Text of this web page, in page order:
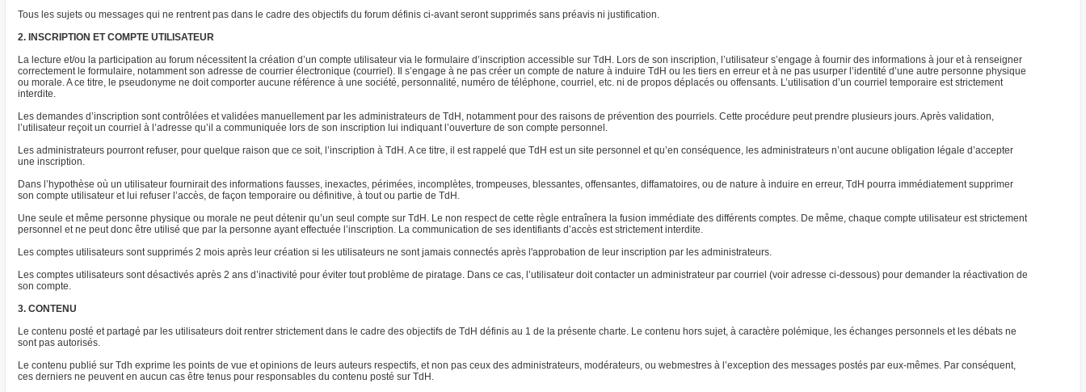
Tous les sujets ou messages qui ne rentrent pas dans le cadre des objectifs du forum définis ci-avant seront supprimés sans préavis ni justification.
2. INSCRIPTION ET COMPTE UTILISATEUR
La lecture et/ou la participation au forum nécessitent la création d’un compte utilisateur via le formulaire d’inscription accessible sur TdH. Lors de son inscription, l’utilisateur s’engage à fournir des informations à jour et à renseigner
correctement le formulaire, notamment son adresse de courrier électronique (courriel). Il s’engage à ne pas créer un compte de nature à induire TdH ou les tiers en erreur et à ne pas usurper l’identité d’une autre personne physique
ou morale. A ce titre, le pseudonyme ne doit comporter aucune référence à une société, personnalité, numéro de téléphone, courriel, etc. ni de propos déplacés ou offensants. L’utilisation d’un courriel temporaire est strictement
interdite.
Les demandes d’inscription sont contrôlées et validées manuellement par les administrateurs de TdH, notamment pour des raisons de prévention des pourriels. Cette procédure peut prendre plusieurs jours. Après validation,
l’utilisateur reçoit un courriel à l’adresse qu’il a communiquée lors de son inscription lui indiquant l’ouverture de son compte personnel.
Les administrateurs pourront refuser, pour quelque raison que ce soit, l’inscription à TdH. A ce titre, il est rappelé que TdH est un site personnel et qu’en conséquence, les administrateurs n’ont aucune obligation légale d’accepter
une inscription.
Dans l’hypothèse où un utilisateur fournirait des informations fausses, inexactes, périmées, incomplètes, trompeuses, blessantes, offensantes, diffamatoires, ou de nature à induire en erreur, TdH pourra immédiatement supprimer
son compte utilisateur et lui refuser l’accès, de façon temporaire ou définitive, à tout ou partie de TdH.
Une seule et même personne physique ou morale ne peut détenir qu’un seul compte sur TdH. Le non respect de cette règle entraînera la fusion immédiate des différents comptes. De même, chaque compte utilisateur est strictement
personnel et ne peut donc être utilisé que par la personne ayant effectuée l’inscription. La communication de ses identifiants d’accès est strictement interdite.
Les comptes utilisateurs sont supprimés 2 mois après leur création si les utilisateurs ne sont jamais connectés après l'approbation de leur inscription par les administrateurs.
Les comptes utilisateurs sont désactivés après 2 ans d’inactivité pour éviter tout problème de piratage. Dans ce cas, l’utilisateur doit contacter un administrateur par courriel (voir adresse ci-dessous) pour demander la réactivation de
son compte.
3. CONTENU
Le contenu posté et partagé par les utilisateurs doit rentrer strictement dans le cadre des objectifs de TdH définis au 1 de la présente charte. Le contenu hors sujet, à caractère polémique, les échanges personnels et les débats ne
sont pas autorisés.
Le contenu publié sur Tdh exprime les points de vue et opinions de leurs auteurs respectifs, et non pas ceux des administrateurs, modérateurs, ou webmestres à l’exception des messages postés par eux-mêmes. Par conséquent,
ces derniers ne peuvent en aucun cas être tenus pour responsables du contenu posté sur TdH.